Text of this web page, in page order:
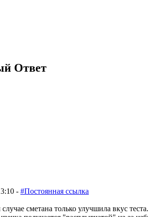
Ответ
- #Постоянная ссылка
сметана только улучшила вкус теста.